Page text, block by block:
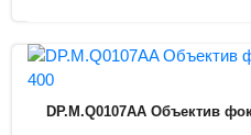
DP.M.Q0107AA Объектив